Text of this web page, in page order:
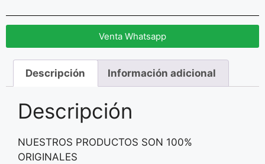
Venta Whatsapp
Descripción Información adicional
Descripción
NUESTROS PRODUCTOS SON 100%
ORIGINALES